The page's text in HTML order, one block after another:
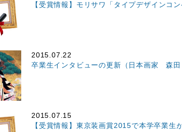
【受賞情報】モリサワ「タイプデザインコ
2015.07.22
卒業生インタビューの更新（日本画家 森田
2015.07.15
【受賞情報】東京装画賞2015で本学卒業生